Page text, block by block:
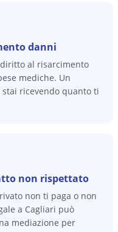
danni
al risarcimento
mediche. Un
ricevendo quanto ti
non rispettato
non ti paga o non
a Cagliari può
mediazione per